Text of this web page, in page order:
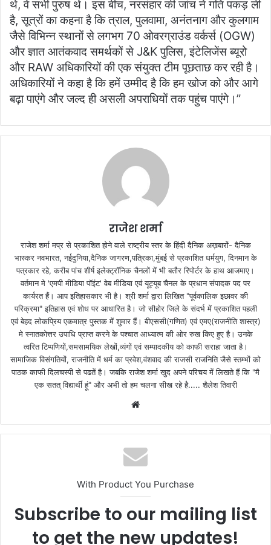
थे, वे सभी पुरुष थे। इस बीच, नरसंहार की जांच ने गति पकड़ ली
है, सूत्रों का कहना है कि त्राल, पुलवामा, अनंतनाग और कुलगाम
जैसे विभिन्न स्थानों से लगभग 70 ओवरग्राउंड वर्कर्स (OGW)
और ज्ञात आतंकवाद समर्थकों से J&K पुलिस, इंटेलिजेंस ब्यूरो
और RAW अधिकारियों की एक संयुक्त टीम पूछताछ कर रही है।
अधिकारियों ने कहा है कि हमें उम्मीद है कि हम खोज को और आगे
बढ़ा पाएंगे और जल्द ही असली अपराधियों तक पहुंच पाएंगे।”
राजेश शर्मा
राजेश शर्मा मप्र से प्रकाशित होने वाले राष्ट्रीय स्तर के हिंदी दैनिक अख़बारों- दैनिक
भास्कर नवभारत, नईदुनिया,दैनिक जागरण,पत्रिका,मुंबई से प्रकाशित धर्मयुग, दिनमान के
पत्रकार रहे, करीब पांच शीर्ष इलेक्ट्रॉनिक चैनलों में भी बतौर रिपोर्टर के हाथ आजमाए।
वर्तमान मे 'एमपी मीडिया पॉइंट' वेब मीडिया एवं यूट्यूब चैनल के प्रधान संपादक पद पर
कार्यरत हैं। आप इतिहासकार भी है। श्री शर्मा द्वारा लिखित "पूर्वकालिक इछावर की
परिक्रमा" इतिहास एवं शोध पर आधारित है। जो सीहोर जिले के संदर्भ में प्रकाशित पहली
एवं बेहद लोकप्रिय एकमात्र पुस्तक में शुमार हैं। बीएससी(गणित) एवं एमए(राजनीति शास्त्र)
मे स्नातकोत्तर उपाधि प्राप्त करने के पश्चात आध्यात्म की ओर रुख किए हुए है। उनके
त्वरित टिप्पणियों,समसामयिक लेखों,व्यंगों एवं सम्पादकीय को काफी सराहा जाता है।
सामाजिक विसंगतियों, राजनीति में धर्म का प्रवेश,वंशवाद की राजसी राजनिति जैसे स्तम्भों को
पाठक काफी दिलचस्पी से पढतें है। जबकि राजेश शर्मा खुद अपने परिचय में लिखते हैं कि "मै
एक सतत् विद्यार्थी हूं" और अभी तो हम चलना सीख रहे है..... शैलेश तिवारी
b
s
i
e
With Product You Purchase
Subscribe to our mailing list
to get the new updates!